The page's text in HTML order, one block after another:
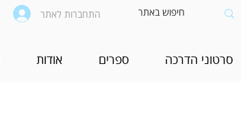
התחברות לאתר
סרטוני הדרכה ספרים אודות